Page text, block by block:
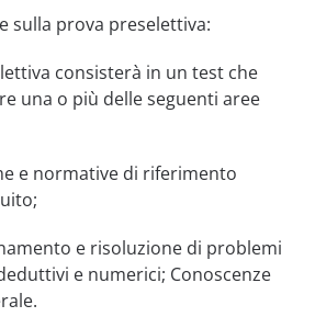
sulla prova preselettiva:
consisterà in un test che
una o più delle seguenti aree
e normative di riferimento
e risoluzione di problemi
e numerici; Conoscenze